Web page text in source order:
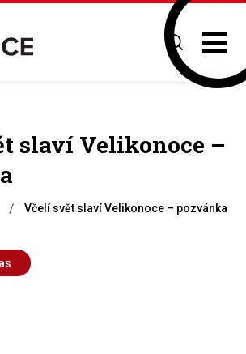
slaví Velikonoce –
/ Včelí svět slaví Velikonoce – pozvánka